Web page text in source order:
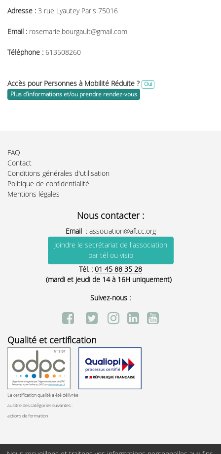
Adresse : 3 rue Lyautey Paris 75016
Email : rosemarie.bourgault@gmail.com
Téléphone : 613508260
Accès pour Personnes à Mobilité Réduite ? Oui
Plus d’informations et/ou prendre rendez-vous
FAQ
Contact
Conditions générales d'utilisation
Politique de confidentialité
Mentions légales
Nous contacter :
Email : association@aftcc.org
Joindre le secrétariat de l'association
par tél ou visio
Tél. : 01 45 88 35 28
(mardi et jeudi de 14 à 16H uniquement)
Suivez-nous :
Qualité et certification
La certification qualité a été délivrée
au titre des catégories suivantes :
actions de formation